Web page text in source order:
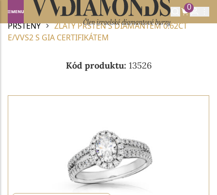
0
Domů DIAMANTOVÉ ŠPERKY
DIAMANTOVÉ
PRSTENY
ZLATÝ PRSTEN S DIAMANTEM 0.62CT
E/VVS2 S GIA CERTIFIKÁTEM
Kód produktu: 13526